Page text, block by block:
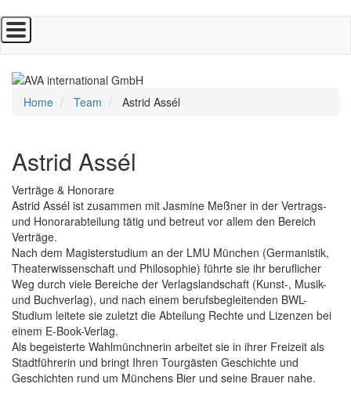
Direkt
zum
Inhalt
Home Team Astrid Assél
Astrid Assél
Verträge & Honorare
Astrid Assél ist zusammen mit Jasmine Meßner in der Vertrags-
und Honorarabteilung tätig und betreut vor allem den Bereich
Verträge.
Nach dem Magisterstudium an der LMU München (Germanistik,
Theaterwissenschaft und Philosophie) führte sie ihr beruflicher
Weg durch viele Bereiche der Verlagslandschaft (Kunst-, Musik-
und Buchverlag), und nach einem berufsbegleitenden BWL-
Studium leitete sie zuletzt die Abteilung Rechte und Lizenzen bei
einem E-Book-Verlag.
Als begeisterte Wahlmünchnerin arbeitet sie in ihrer Freizeit als
Stadtführerin und bringt Ihren Tourgästen Geschichte und
Geschichten rund um Münchens Bier und seine Brauer nahe.